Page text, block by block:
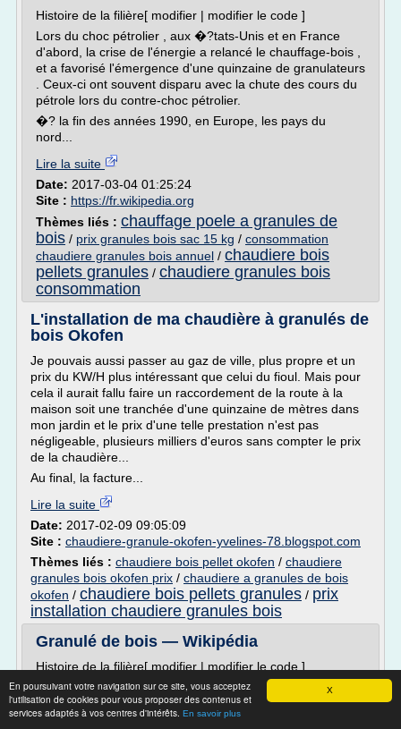
X
En poursuivant votre navigation sur ce site, vous acceptez
l'utilisation de cookies pour vous proposer des contenus et
services adaptés à vos centres d'intérêts. En savoir plus
Histoire de la filière[ modifier | modifier le code ]
Lors du choc pétrolier , aux �?tats-Unis et en France
d'abord, la crise de l'énergie a relancé le chauffage-bois ,
et a favorisé l'émergence d'une quinzaine de granulateurs
. Ceux-ci ont souvent disparu avec la chute des cours du
pétrole lors du contre-choc pétrolier.
�? la fin des années 1990, en Europe, les pays du
nord...
Lire la suite
Date: 2017-03-04 01:25:24
Site : https://fr.wikipedia.org
Thèmes liés : chauffage poele a granules de
bois / prix granules bois sac 15 kg / consommation
chaudiere granules bois annuel / chaudiere bois
pellets granules / chaudiere granules bois
consommation
L'installation de ma chaudière à granulés de
bois Okofen
Je pouvais aussi passer au gaz de ville, plus propre et un
prix du KW/H plus intéressant que celui du fioul. Mais pour
cela il aurait fallu faire un raccordement de la route à la
maison soit une tranchée d'une quinzaine de mètres dans
mon jardin et le prix d'une telle prestation n'est pas
négligeable, plusieurs milliers d'euros sans compter le prix
de la chaudière...
Au final, la facture...
Lire la suite
Date: 2017-02-09 09:05:09
Site : chaudiere-granule-okofen-yvelines-78.blogspot.com
Thèmes liés : chaudiere bois pellet okofen / chaudiere
granules bois okofen prix / chaudiere a granules de bois
okofen / chaudiere bois pellets granules / prix
installation chaudiere granules bois
Granulé de bois — Wikipédia
Histoire de la filière[ modifier | modifier le code ]
Lors du choc pétrolier , aux États-Unis et en France
d'abord, la crise de l'énergie a relancé le chauffage-bois ,
et a favorisé l'émergence d'une quinzaine de granulateurs